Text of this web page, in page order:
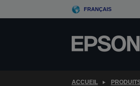
to
FRANÇAIS
ACCUEIL